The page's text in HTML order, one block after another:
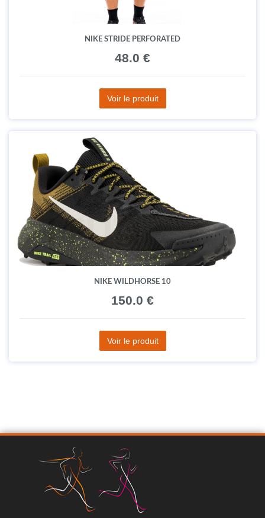
NIKE STRIDE PERFORATED
48.0 €
Voir le produit
NIKE WILDHORSE 10
150.0 €
Voir le produit